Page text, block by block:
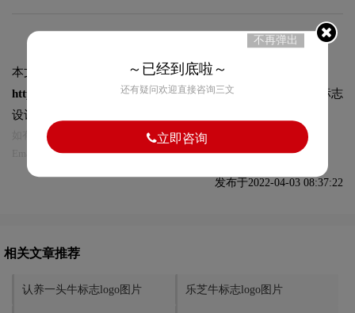
本文标题和链接
爱氏晨曦标志logo图片:
https://logo9.net/works/8678.html转载时请注明出处为诗宸标志
设计及本链接!
如有内容侵犯您的合法权益，请及时与我们联系
Email:75696531@qq.com，我们将第一时间安排删除。
发布于2022-04-03 08:37:22
相关文章推荐
认养一头牛标志logo图片 乐芝牛标志logo图片
不再弹出
～已经到底啦～
还有疑问欢迎直接咨询三文
立即咨询